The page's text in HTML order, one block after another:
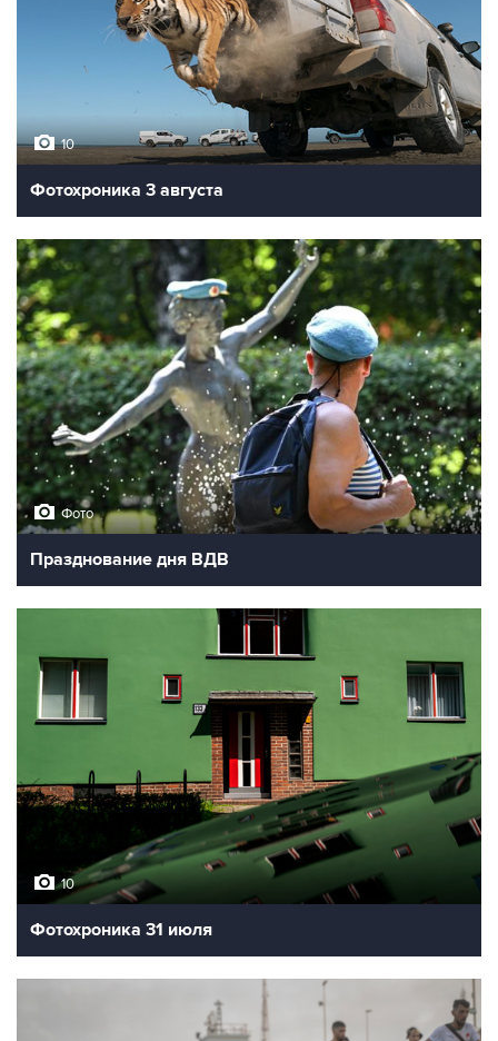
10
Фотохроника 3 августа
Фото
Празднование дня ВДВ
10
Фотохроника 31 июля